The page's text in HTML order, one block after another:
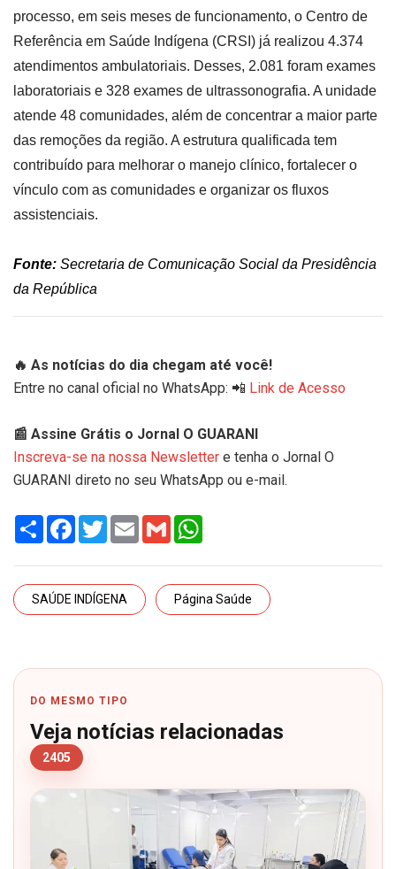
processo, em seis meses de funcionamento, o Centro de
Referência em Saúde Indígena (CRSI) já realizou 4.374
atendimentos ambulatoriais. Desses, 2.081 foram exames
laboratoriais e 328 exames de ultrassonografia. A unidade
atende 48 comunidades, além de concentrar a maior parte
das remoções da região. A estrutura qualificada tem
contribuído para melhorar o manejo clínico, fortalecer o
vínculo com as comunidades e organizar os fluxos
assistenciais.
Fonte: Secretaria de Comunicação Social da Presidência
da República
🔥 As notícias do dia chegam até você!
Entre no canal oficial no WhatsApp: 📲 Link de Acesso
📰 Assine Grátis o Jornal O GUARANI
Inscreva-se na nossa Newsletter e tenha o Jornal O
GUARANI direto no seu WhatsApp ou e-mail.
Share Facebook
TwitterEmail Gmail
SAÚDE INDÍGENA Página Saúde
DO MESMO TIPO
Veja notícias relacionadas
2405